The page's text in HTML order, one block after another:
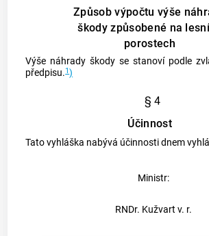
Způsob výpočtu výše
škody způsobené na
porostech
Výše náhradyškody se stanoví podle
předpisu.1)
§ 4
Účinnost
Tato vyhláška nabývá účinnosti dnem
Ministr:
RNDr. Kužvart v. r.